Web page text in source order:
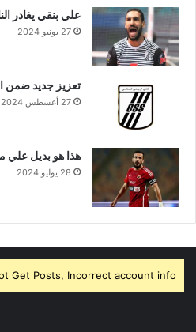
علي بنقي يغادر
27 يونيو 2024
تعزيز جديد ضمن
27 أغسطس 2024
هذا هو بديل علي
28 يوليو 2024
Get Posts, Incorrect account info.